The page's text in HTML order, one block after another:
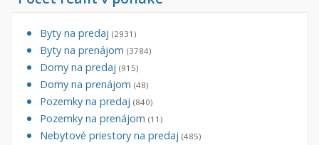
Byty na predaj (2931)
Byty na prenájom (3784)
Domy na predaj (915)
Domy na prenájom (48)
Pozemky na predaj (840)
Pozemky na prenájom (11)
Nebytové priestory na predaj (485)